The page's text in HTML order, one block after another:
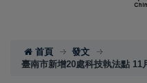
首頁
發文
臺南市新增20處科技執法點 11